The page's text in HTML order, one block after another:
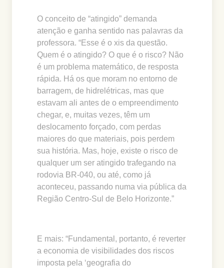
O conceito de “atingido” demanda
atenção e ganha sentido nas palavras da
professora. “Esse é o xis da questão.
Quem é o atingido? O que é o risco? Não
é um problema matemático, de resposta
rápida. Há os que moram no entorno de
barragem, de hidrelétricas, mas que
estavam ali antes de o empreendimento
chegar, e, muitas vezes, têm um
deslocamento forçado, com perdas
maiores do que materiais, pois perdem
sua história. Mas, hoje, existe o risco de
qualquer um ser atingido trafegando na
rodovia BR-040, ou até, como já
aconteceu, passando numa via pública da
Região Centro-Sul de Belo Horizonte.”
E mais: “Fundamental, portanto, é reverter
a economia de visibilidades dos riscos
imposta pela ‘geografia do